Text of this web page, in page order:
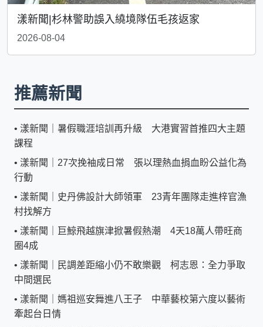
漾新聞|杉林警助誤入繞境隊伍毛孩返家
2026-08-04
推薦新聞
• 漾新聞｜暑假職涯培訓再升級 大港實習首推四大主題
課程
• 漾新聞｜27次挽袖成日常 張以理熱血捐血盼公益化為
行動
• 漾新聞｜史丹佛設計大師領軍 23青年團隊走進梓官漁
村找解方
• 漾新聞｜巨鯨飛越旗津掀暑假熱潮 4天18萬人帶旺商
圈4成
• 漾新聞｜民調差距縮小仍不敢樂觀 柯志恩：全力爭取
中間選民
• 漾新聞｜媽祖巡安舞進八王子 中華藝校第六度以藝術
牽起台日情